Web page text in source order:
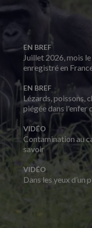
EN BREF
Juillet 2026, mois
enregistré en
EN BREF
Lézards, poissons,
piégée dans l'enfer
VIDÉO
Contamination au
savoir
VIDÉO
Dans les yeux d’un